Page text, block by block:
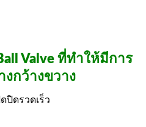
Valve ที่ทำให้มีการ
งกว้างขวาง
ปิดรวดเร็ว